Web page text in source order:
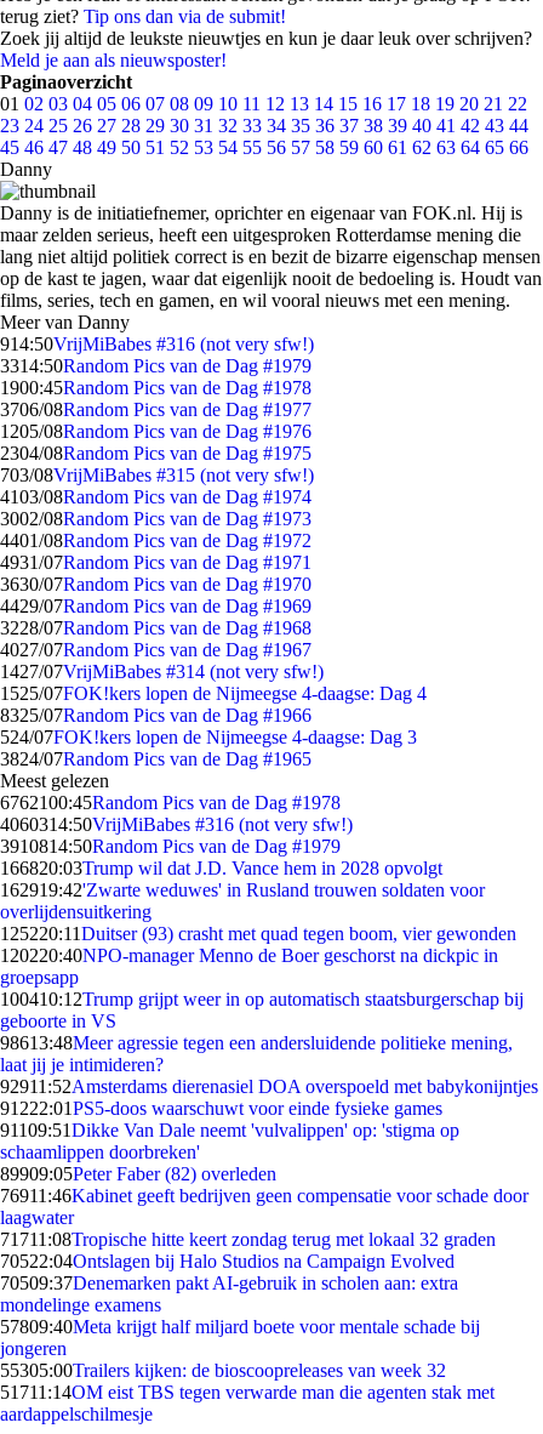
terug ziet? Tip ons dan via de submit!
Zoek jij altijd de leukste nieuwtjes en kun je daar leuk over schrijven?
Meld je aan als nieuwsposter!
Paginaoverzicht
01 02 03 04 05 06 07 08 09 10 11 12 13 14 15 16 17 18 19 20 21 22
23 24 25 26 27 28 29 30 31 32 33 34 35 36 37 38 39 40 41 42 43 44
45 46 47 48 49 50 51 52 53 54 55 56 57 58 59 60 61 62 63 64 65 66
Danny
Danny is de initiatiefnemer, oprichter en eigenaar van FOK.nl. Hij is
maar zelden serieus, heeft een uitgesproken Rotterdamse mening die
lang niet altijd politiek correct is en bezit de bizarre eigenschap mensen
op de kast te jagen, waar dat eigenlijk nooit de bedoeling is. Houdt van
films, series, tech en gamen, en wil vooral nieuws met een mening.
Meer van Danny
914:50VrijMiBabes #316 (not very sfw!)
3314:50Random Pics van de Dag #1979
1900:45Random Pics van de Dag #1978
3706/08Random Pics van de Dag #1977
1205/08Random Pics van de Dag #1976
2304/08Random Pics van de Dag #1975
703/08VrijMiBabes #315 (not very sfw!)
4103/08Random Pics van de Dag #1974
3002/08Random Pics van de Dag #1973
4401/08Random Pics van de Dag #1972
4931/07Random Pics van de Dag #1971
3630/07Random Pics van de Dag #1970
4429/07Random Pics van de Dag #1969
3228/07Random Pics van de Dag #1968
4027/07Random Pics van de Dag #1967
1427/07VrijMiBabes #314 (not very sfw!)
1525/07FOK!kers lopen de Nijmeegse 4-daagse: Dag 4
8325/07Random Pics van de Dag #1966
524/07FOK!kers lopen de Nijmeegse 4-daagse: Dag 3
3824/07Random Pics van de Dag #1965
Meest gelezen
6762100:45Random Pics van de Dag #1978
4060314:50VrijMiBabes #316 (not very sfw!)
3910814:50Random Pics van de Dag #1979
166820:03Trump wil dat J.D. Vance hem in 2028 opvolgt
162919:42'Zwarte weduwes' in Rusland trouwen soldaten voor
overlijdensuitkering
125220:11Duitser (93) crasht met quad tegen boom, vier gewonden
120220:40NPO-manager Menno de Boer geschorst na dickpic in
groepsapp
100410:12Trump grijpt weer in op automatisch staatsburgerschap bij
geboorte in VS
98613:48Meer agressie tegen een andersluidende politieke mening,
laat jij je intimideren?
92911:52Amsterdams dierenasiel DOA overspoeld met babykonijntjes
91222:01PS5-doos waarschuwt voor einde fysieke games
91109:51Dikke Van Dale neemt 'vulvalippen' op: 'stigma op
schaamlippen doorbreken'
89909:05Peter Faber (82) overleden
76911:46Kabinet geeft bedrijven geen compensatie voor schade door
laagwater
71711:08Tropische hitte keert zondag terug met lokaal 32 graden
70522:04Ontslagen bij Halo Studios na Campaign Evolved
70509:37Denemarken pakt AI-gebruik in scholen aan: extra
mondelinge examens
57809:40Meta krijgt half miljard boete voor mentale schade bij
jongeren
55305:00Trailers kijken: de bioscoopreleases van week 32
51711:14OM eist TBS tegen verwarde man die agenten stak met
aardappelschilmesje